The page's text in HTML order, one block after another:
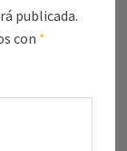
publicada.
con *